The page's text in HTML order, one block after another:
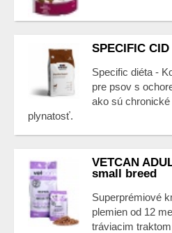
SPECIFIC
Specific diéta -
pre psov s
ako sú
plynatosť.
VETCAN
small breed
Superprémiové
plemien od 12
tráviacim traktom